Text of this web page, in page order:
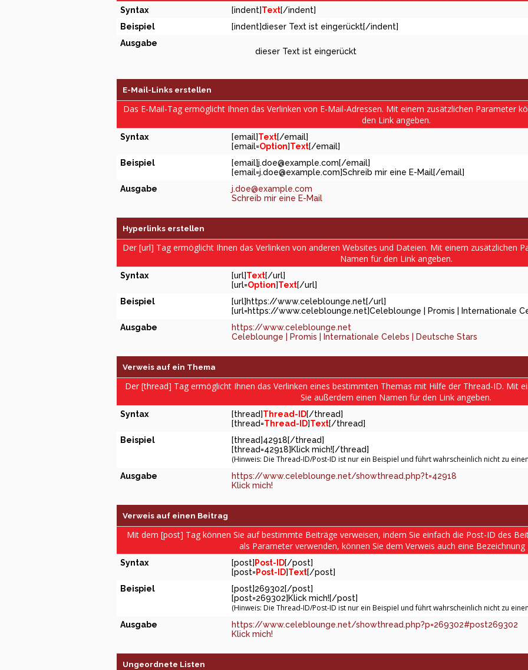
Syntax [indent]Text[/indent]
Beispiel
[indent]dieser Text ist eingerückt[/indent]
Ausgabe
dieser Text ist eingerückt
E-Mail-Links erstellen
Das E-Mail-Tag ermöglicht Ihnen das Verlinken von E-Mail-Adressen. Mit einem zusätzlichen Parameter
den Link angeben.
Syntax [email]Text[/email]
[email=Option]Text[/email]
Beispiel
[email]j.doe@example.com[/email]
[email=j.doe@example.com]Schreib mir eine E-Mail[/email]
Ausgabe
j.doe@example.com
Schreib mir eine E-Mail
Hyperlinks erstellen
Der [url] Tag ermöglicht Ihnen das Verlinken von anderen Websites und Dateien. Mit einem zusätzlichen
Namen für den Link angeben.
Syntax [url]Text[/url]
[url=Option]Text[/url]
Beispiel
[url]https://www.celeblounge.net[/url]
[url=https://www.celeblounge.net]Celeblounge | Promis | Internationale
Ausgabe
https://www.celeblounge.net
Celeblounge | Promis | Internationale Celebs | Deutsche Stars
Verweis auf ein Thema
Der [thread] Tag ermöglicht Ihnen das Verlinken eines bestimmten Themas mit Hilfe der Thread-ID. Mit
Sie außerdem einen Namen für den Link angeben.
Syntax [thread]Thread-ID[/thread]
[thread=Thread-ID]Text[/thread]
Beispiel
[thread]42918[/thread]
[thread=42918]Klick mich![/thread]
(Hinweis: Die Thread-ID/Post-ID ist nur ein Beispiel und führt wahrscheinlich nicht zu
Ausgabe
https://www.celeblounge.net/showthread.php?t=42918
Klick mich!
Verweis auf einen Beitrag
Mit dem [post] Tag können Sie auf bestimmte Beiträge verweisen, indem Sie einfach die Post-ID des
als Parameter verwenden, können Sie dem Verweis auch eine Bezeichnung
Syntax [post] Post-ID[/post]
[post=Post-ID]Text[/post]
Beispiel
[post]269302[/post]
[post=269302]Klick mich![/post]
(Hinweis: Die Thread-ID/Post-ID ist nur ein Beispiel und führt wahrscheinlich nicht zu
Ausgabe
https://www.celeblounge.net/showthread.php?p=269302#post269302
Klick mich!
Ungeordnete Listen